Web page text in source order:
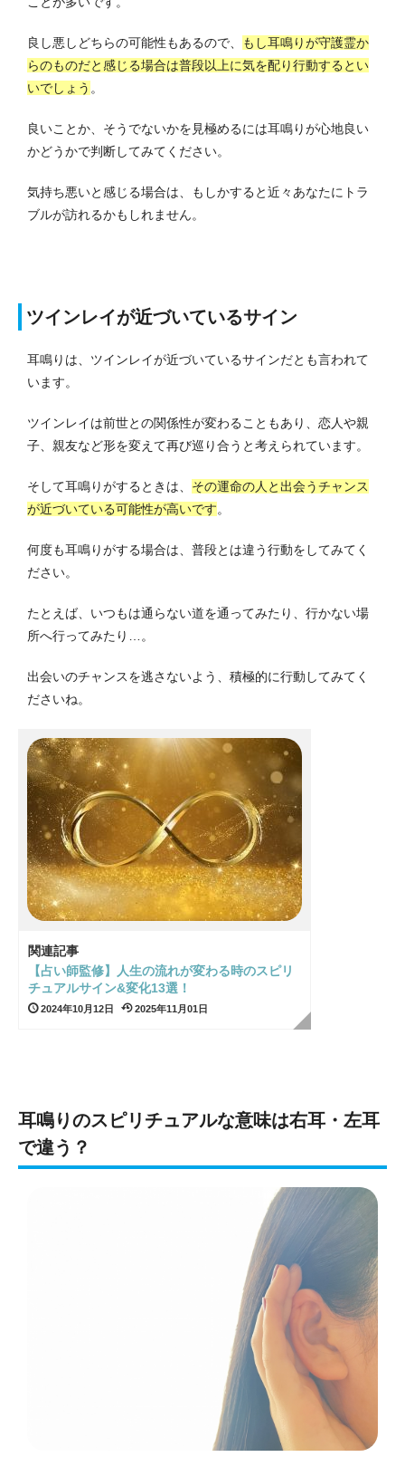
良し悪しどちらの可能性もあるので、
もし耳鳴りが守護霊か
らのものだと感じる場合は普段以上に気を配り行動するとい
いでしょう 。
良いことか、そうでないかを見極めるには耳鳴りが心地良い
かどうかで判断してみてください。
気持ち悪いと感じる場合は、もしかすると近々あなたにトラ
ブルが訪れるかもしれません。
ツインレイが近づいているサイン
耳鳴りは、ツインレイが近づいているサインだとも言われて
います。
ツインレイは前世との関係性が変わることもあり、恋人や親
子、親友など形を変えて再び巡り合うと考えられています。
そして耳鳴りがするときは、 その運命の人と出会うチャンス
が近づいている可能性が高いです。
何度も耳鳴りがする場合は、普段とは違う行動をしてみてく
ださい。
たとえば、いつもは通らない道を通ってみたり、行かない場
所へ行ってみたり…。
出会いのチャンスを逃さないよう、積極的に行動してみてく
ださいね。
関連記事
【占い師監修】人生の流れが変わる時のスピリ
チュアルサイン&変化13選！
2024年10月12日 2025年11月01日
耳鳴りのスピリチュアルな意味は右耳・左耳
で違う？